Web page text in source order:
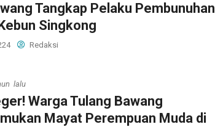
Tangkap Pelaku Pembunuhan
Singkong
Redaksi
lalu
Warga Tulang Bawang
Mayat Perempuan Muda di